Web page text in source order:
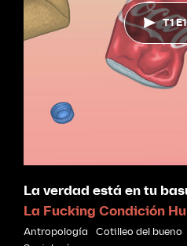
T1
La verdad está en tu
La Fucking Condición
Antropología Cotilleo del bueno